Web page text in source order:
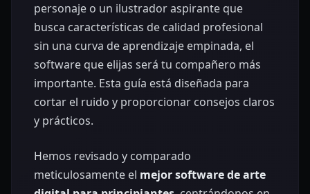
personaje o un ilustrador aspirante que
busca características de calidad profesional
sin una curva de aprendizaje empinada, el
software que elijas será tu compañero más
importante. Esta guía está diseñada para
cortar el ruido y proporcionar consejos claros
y prácticos.
Hemos revisado y comparado
meticulosamente el mejor software de arte